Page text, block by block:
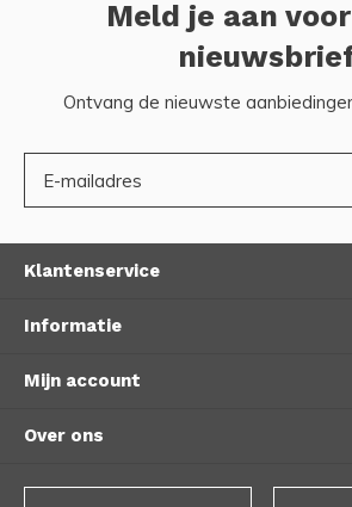
Meld je aan
Ontvang de nieuwste
Klantenservice
Informatie
Mijn account
Over ons